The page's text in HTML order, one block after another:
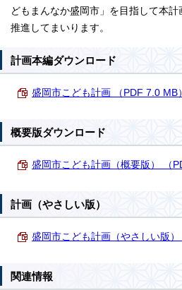
どもまんなか盛岡市」を目指して本
推進してまいります。
計画本編ダウンロード
盛岡市こども計画 （PDF 7.0 MB）
概要版ダウンロード
盛岡市こども計画（概要版） （
計画（やさしい版）
盛岡市こども計画（やさしい版）
関連情報